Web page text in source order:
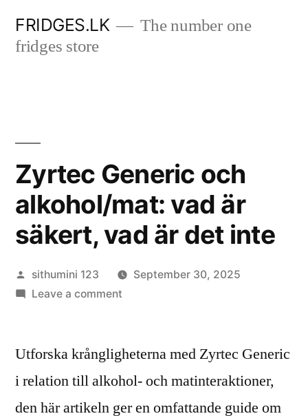
FRIDGES.LK
The number one
fridges store
Zyrtec Generic och
alkohol/mat: vad är
säkert, vad är det inte
Posted
by
sithumini 123
September 30, 2025
Leave a commenton
och
vad
är
Utforska krångligheterna med Zyrtec Generic
i relation till alkohol- och matinteraktioner,
den här artikeln ger en omfattande guide om